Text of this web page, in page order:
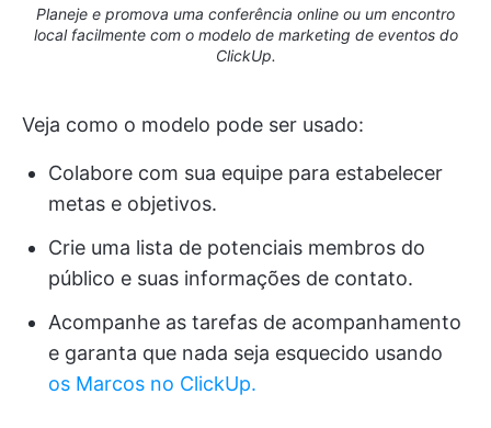
Planeje e promova uma conferência online ou um encontro
local facilmente com o modelo de marketing de eventos do
ClickUp.
Veja como o modelo pode ser usado:
Colabore com sua equipe para estabelecer
metas e objetivos.
Crie uma lista de potenciais membros do
público e suas informações de contato.
Acompanhe as tarefas de acompanhamento
e garanta que nada seja esquecido usando
os Marcos no ClickUp.